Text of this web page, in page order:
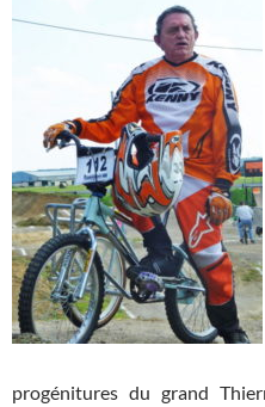
progénitures du grand